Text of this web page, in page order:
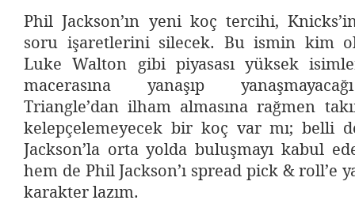
Phil Jackson’ın yeni koç tercihi,
soru işaretlerini silecek. Bu ismin kim
Luke Walton gibi piyasası yüksek
macerasına yanaşıp
Triangle’dan ilham almasına rağmen
kelepçelemeyecek bir koç var mı; belli
Jackson’la orta yolda buluşmayı kabul
hem de Phil Jackson’ı spread pick & roll’e
karakter lazım.